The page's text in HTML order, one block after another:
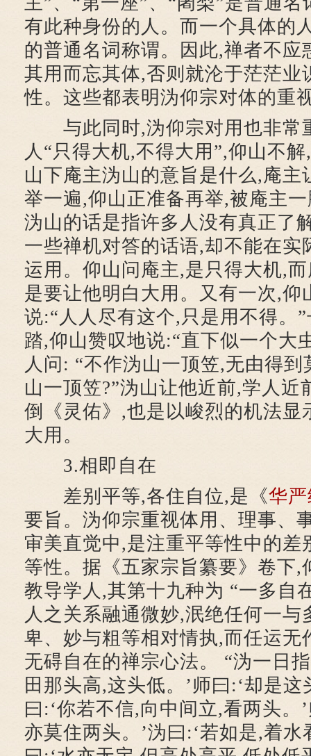
有此种身份的人。而一个具体的
的普通名词称谓。因此,禅者不应
其用而忘其体,否则就沦于茫茫业
性。这些都表明沩仰宗对体的重
与此同时,沩仰宗对用也非常
人“只得大机,不得大用”,仰山不
山下庵主沩山的意旨是什么,庵主
举一遍,仰山正准备再举,被庵主
沩山的话是指许多人没有真正了
一些禅机对答的话语,却不能在实
运用。仰山问庵主,是只得大机,
是要让他明白大用。又有一次,仰
说:“人人尽有这个,只是用不得。
踏,仰山赞叹地说:“直下似一个大
人问: “不作沩山一顶笠,无由得
山一顶笠?”沩山让他近前,学人近
倒《灵佑》,也是以峻烈的机法显
大用。
3.相即自在
差别平等,各住自位,是《华
要旨。沩仰宗重视体用、理事、
审美直觉中,是注重平等性中的差
等性。据《五家宗旨纂要》卷下,
教导学人,其第十九种为 “一多自
人之关系融通微妙,泯绝任何一与
卑、妙与粗等相对情执,而任运无
无碍自在的禅宗心法。 “沩一日
田那头高,这头低。’师曰:‘却是这
曰:‘你若不信,向中间立,看两头。
亦莫住两头。’沩曰:‘若如是,着水